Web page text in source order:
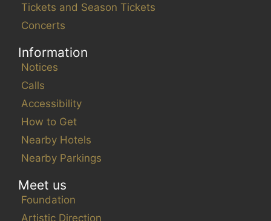
Tickets and Season Tickets
Concerts
Information
Notices
Calls
Accessibility
How to Get
Nearby Hotels
Nearby Parkings
Meet us
Foundation
Artistic Direction